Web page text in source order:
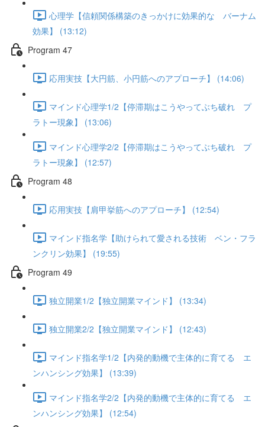
心理学【信頼関係構築のきっかけに効果的な バーナム
効果】 (13:12)
Program 47
応用実技【大円筋、小円筋へのアプローチ】 (14:06)
マインド心理学1/2【停滞期はこうやってぶち破れ プ
ラトー現象】 (13:06)
マインド心理学2/2【停滞期はこうやってぶち破れ プ
ラトー現象】 (12:57)
Program 48
応用実技【肩甲挙筋へのアプローチ】 (12:54)
マインド指名学【助けられて愛される技術 ベン・フラ
ンクリン効果】 (19:55)
Program 49
独立開業1/2【独立開業マインド】 (13:34)
独立開業2/2【独立開業マインド】 (12:43)
マインド指名学1/2【内発的動機で主体的に育てる エ
ンハンシング効果】 (13:39)
マインド指名学2/2【内発的動機で主体的に育てる エ
ンハンシング効果】 (12:54)